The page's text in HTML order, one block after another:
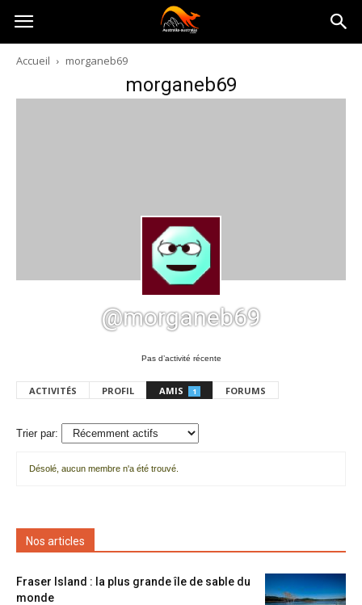
Australia-
australie.com
Accueil morganeb69
morganeb69
@morganeb69
Pas d’activité récente
ACTIVITÉS PROFIL AMIS 1 FORUMS
Trier par:
amis
Désolé, aucun membre n'a été trouvé.
Nos articles
Fraser Island : la plus grande île de sable du
monde